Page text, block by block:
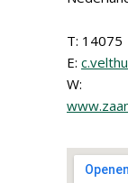
T: 14075
E:
W: